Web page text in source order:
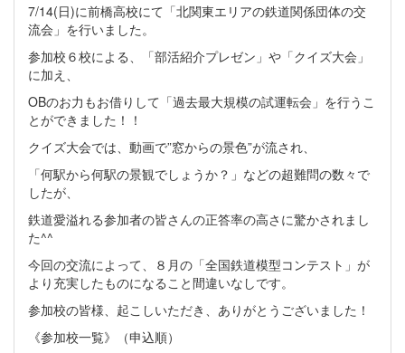
7/14(日)に前橋高校にて「北関東エリアの鉄道関係団体の交
流会」を行いました。
参加校６校による、「部活紹介プレゼン」や「クイズ大会」
に加え、
OBのお力もお借りして「過去最大規模の試運転会」を行うこ
とができました！！
クイズ大会では、動画で”窓からの景色”が流され、
「何駅から何駅の景観でしょうか？」などの超難問の数々で
したが、
鉄道愛溢れる参加者の皆さんの正答率の高さに驚かされまし
た^^
今回の交流によって、８月の「全国鉄道模型コンテスト」が
より充実したものになること間違いなしです。
参加校の皆様、起こしいただき、ありがとうございました！
《参加校一覧》（申込順）